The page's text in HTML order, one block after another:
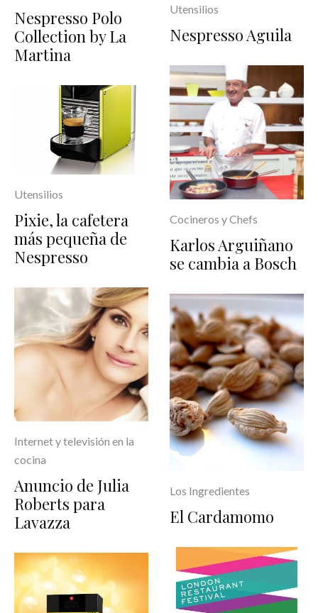
Nespresso Polo
Collection by La
Martina
Utensilios
Pixie, la cafetera
más pequeña de
Nespresso
Internet y televisión en la
cocina
Anuncio de Julia
Roberts para
Lavazza
Utensilios
Nespresso Aguila
Cocineros y Chefs
Karlos Arguiñano
se cambia a Bosch
Los Ingredientes
El Cardamomo